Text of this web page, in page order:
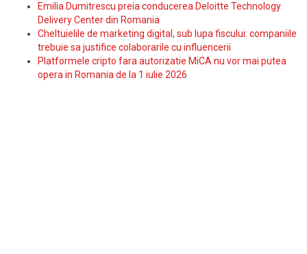
Emilia Dumitrescu preia conducerea Deloitte Technology
Delivery Center din Romania
Cheltuielile de marketing digital, sub lupa fiscului: companiile
trebuie sa justifice colaborarile cu influencerii
Platformele cripto fara autorizatie MiCA nu vor mai putea
opera in Romania de la 1 iulie 2026